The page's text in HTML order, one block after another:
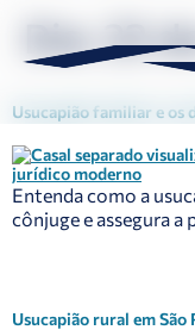
Dia:23
Usucapião familiar e os
Entenda como a
cônjuge e assegura
Usucapião rural em